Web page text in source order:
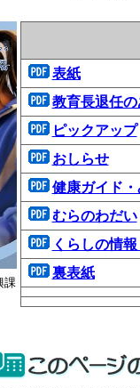
課
表紙
教育長退任
ピックアップ
おしらせ
健康ガイド
むらのわだい
くらしの情
裏表紙